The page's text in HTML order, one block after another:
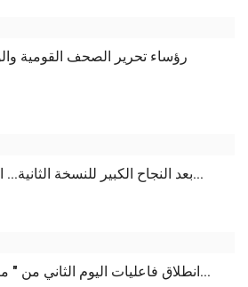
رؤساء تحرير الصحف القومية
بعد النجاح الكبير للنسخة الثانية... الشباب والرياضة : رعاية...
انطلاق فاعليات اليوم الثاني من " منحة ناصر للقيادة الدولية...